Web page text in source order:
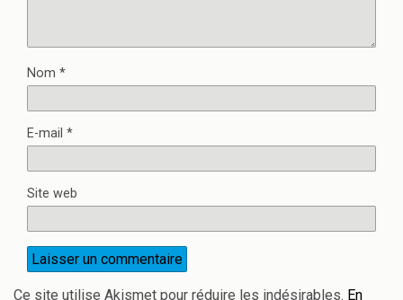
Nom *
E-mail *
Site web
Ce site utilise Akismet pour réduire les indésirables. En